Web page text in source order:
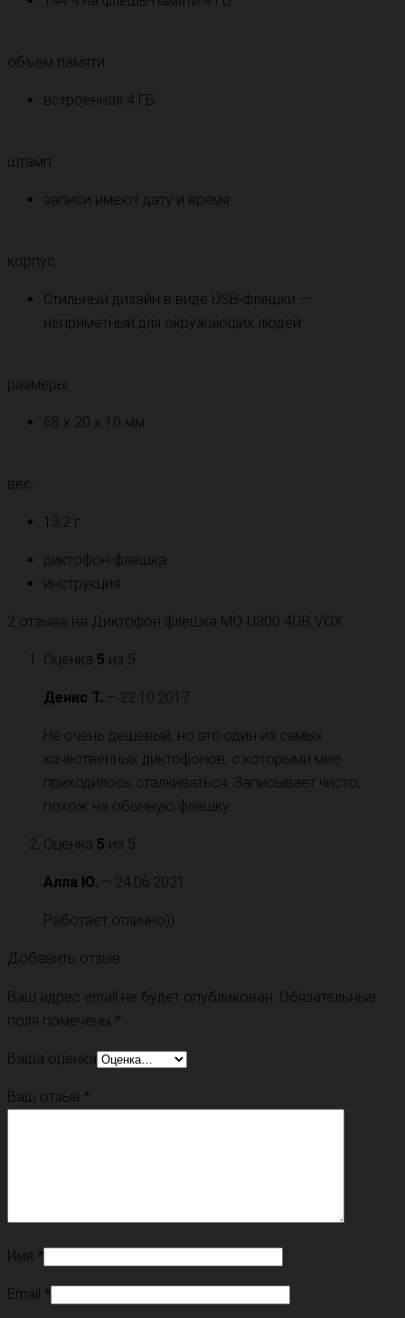
объем памяти:
встроенная 4 ГБ
штамп:
записи имеют дату и время
корпус:
Стильный дизайн в виде USB-флешки —
неприметный для окружающих людей
размеры:
68 x 20 x 10 мм
вес:
13,2 г
диктофон-флешка
инструкция
2 отзыва на Диктофон флешка MQ-U300 4GB VOX
Оценка 5 из 5
Денис Т. – 22.10.2017
Не очень дешевый, но это один из самых
качественных диктофонов, с которыми мне
приходилось сталкиваться. Записывает чисто,
похож на обычную флешку.
Оценка 5 из 5
Алла Ю. – 24.06.2021
Работает отлично))
Добавить отзыв
Ваш адрес email не будет опубликован. Обязательные
поля помечены *
Ваша оценка
Ваш отзыв *
Имя *
Email *